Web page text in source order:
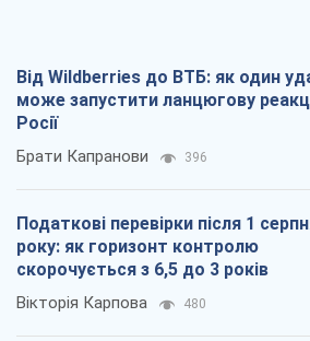
Від Wildberries до ВТБ: як один
може запустити ланцюгову
Росії
Брати Капранови 396
Податкові перевірки після 1
року: як горизонт контролю
скорочується з 6,5 до 3 років
Вікторія Карпова 480